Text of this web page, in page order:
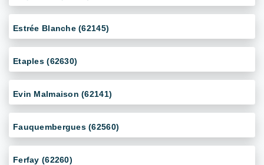
Estrée Blanche (62145)
Etaples (62630)
Evin Malmaison (62141)
Fauquembergues (62560)
Ferfay (62260)